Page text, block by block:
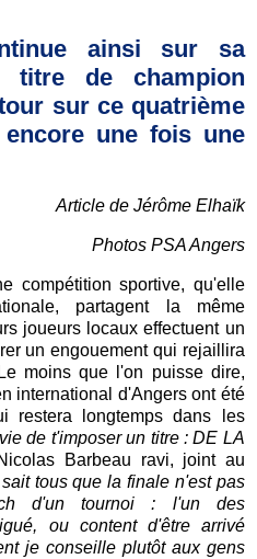
ainsi sur sa
titre de champion
sur ce quatrième
une fois une
Article de Jérôme Elhaïk
Photos PSA Angers
compétition sportive, qu'elle
partagent la même
joueurs locaux effectuent un
un engouement qui rejaillira
moins que l'on puisse dire,
international d'Angers ont été
restera longtemps dans les
de t'imposer un titre : DE LA
Barbeau ravi, joint au
tous que la finale n'est pas
d'un tournoi : l'un des
ou content d'être arrivé
je conseille plutôt aux gens